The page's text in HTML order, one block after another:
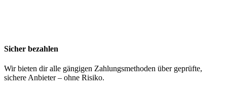
Sicher bezahlen
Wir bieten dir alle gängigen Zahlungsmethoden über geprüfte,
sichere Anbieter – ohne Risiko.